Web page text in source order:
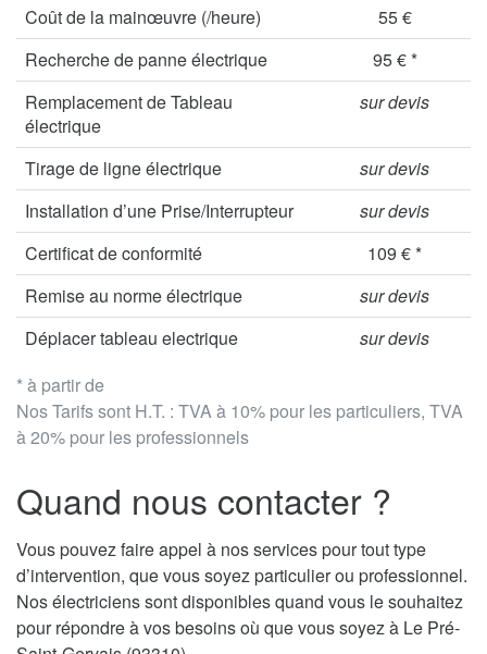
* à partir de
Nos Tarifs sont H.T. : TVA à 10% pour les particuliers, TVA
à 20% pour les professionnels
Coût de la mainœuvre (/heure)
55 €
Recherche de panne électrique
95 € *
Remplacement de Tableau
électrique
sur devis
Tirage de ligne électrique
sur devis
Installation d’une Prise/Interrupteur
sur devis
Certificat de conformité
109 € *
Remise au norme électrique
sur devis
Déplacer tableau electrique
sur devis
Quand nous contacter ?
Vous pouvez faire appel à nos services pour tout type
d’intervention, que vous soyez particulier ou professionnel.
Nos électriciens sont disponibles quand vous le souhaitez
pour répondre à vos besoins où que vous soyez à Le Pré-